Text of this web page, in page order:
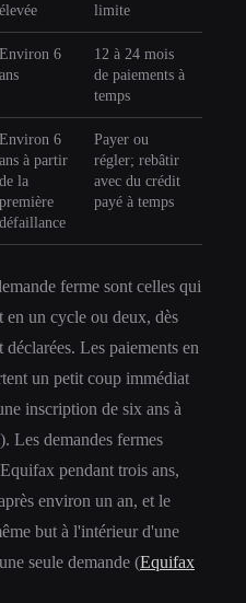
élevée
limite
Environ 6
ans
12 à 24 mois
de paiements à
temps
Environ 6
ans à partir
de la
première
défaillance
Payer ou
régler; rebâtir
avec du crédit
payé à temps
ferme sont celles qui
en un cycle ou deux, dès
Les paiements en
un petit coup immédiat
inscription de six ans à
). Les demandes fermes
pendant trois ans,
environ un an, et le
but à l'intérieur d'une
seule demande (Equifax